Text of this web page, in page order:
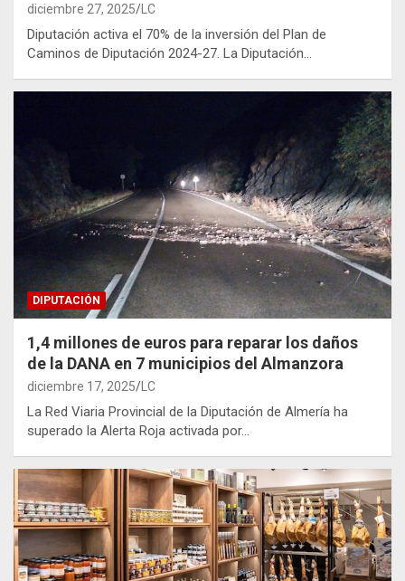
diciembre 27, 2025 LC
Diputación activa el 70% de la inversión del Plan de
Caminos de Diputación 2024-27. La Diputación…
DIPUTACIÓN
1,4 millones de euros para reparar los daños
de la DANA en 7 municipios del Almanzora
diciembre 17, 2025 LC
La Red Viaria Provincial de la Diputación de Almería ha
superado la Alerta Roja activada por…